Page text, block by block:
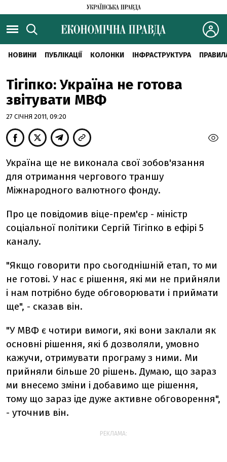
НОВИНИ ПУБЛІКАЦІЇ КОЛОНКИ ІНФРАСТРУКТУРА
Тігіпко: Україна не готова
звітувати МВФ
27 СІЧНЯ 2011, 09:20
Україна ще не виконала свої зобов'язання
для отримання чергового траншу
Міжнародного валютного фонду.
Про це повідомив віце-прем'єр - міністр
соціальної політики Сергій Тігіпко в ефірі 5
каналу.
"Якщо говорити про сьогоднішній етап, то ми
не готові. У нас є рішення, які ми не прийняли
і нам потрібно буде обговорювати і приймати
ще", - сказав він.
"У МВФ є чотири вимоги, які вони заклали як
основні рішення, які б дозволяли, умовно
кажучи, отримувати програму з ними. Ми
прийняли більше 20 рішень. Думаю, що зараз
ми внесемо зміни і добавимо ще рішення,
тому що зараз іде дуже активне обговорення",
- уточнив він.
РЕКЛАМА: